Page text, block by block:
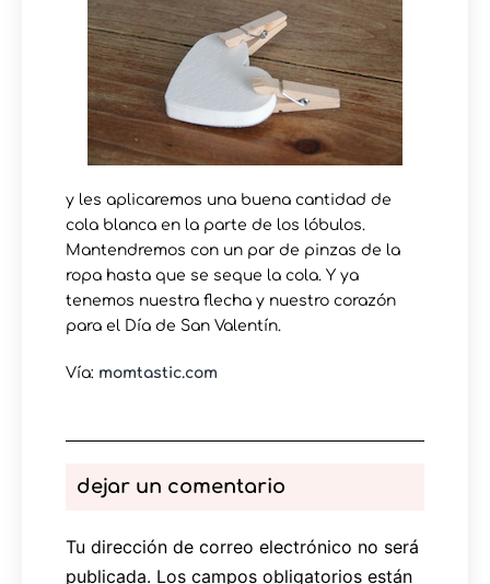
y les aplicaremos una buena cantidad de
cola blanca en la parte de los lóbulos.
Mantendremos con un par de pinzas de la
ropa hasta que se seque la cola. Y ya
tenemos nuestra flecha y nuestro corazón
para el Día de San Valentín.
Vía: momtastic.com
dejar un comentario
Tu dirección de correo electrónico no será
publicada. Los campos obligatorios están